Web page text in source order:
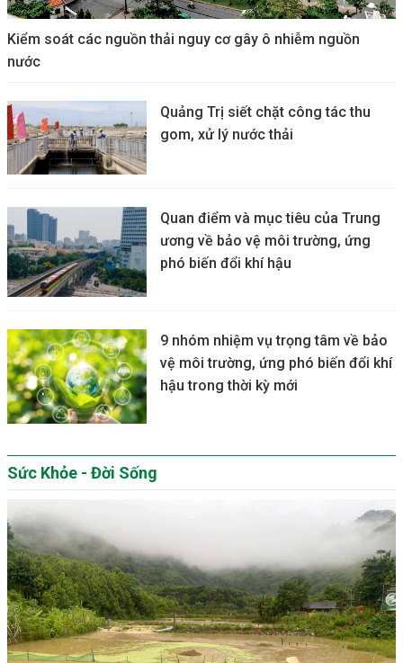
Kiểm soát các nguồn thải nguy cơ gây ô nhiễm nguồn
nước
Quảng Trị siết chặt công tác thu
gom, xử lý nước thải
Quan điểm và mục tiêu của Trung
ương về bảo vệ môi trường, ứng
phó biến đổi khí hậu
9 nhóm nhiệm vụ trọng tâm về bảo
vệ môi trường, ứng phó biến đổi khí
hậu trong thời kỳ mới
Sức Khỏe - Đời Sống